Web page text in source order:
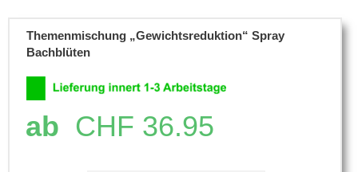
Themenmischung „Gewichtsreduktion“ Spray
Bachblüten
ab CHF 36.95